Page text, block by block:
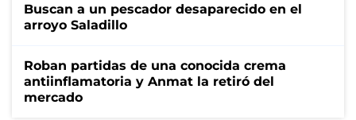
Buscan a un pescador desaparecido en el
arroyo Saladillo
Roban partidas de una conocida crema
antiinflamatoria y Anmat la retiró del
mercado